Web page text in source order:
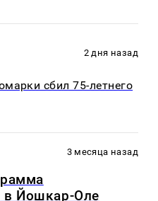
2 дня назад
сбил 75-летнего
3 месяца назад
в Йошкар-Оле